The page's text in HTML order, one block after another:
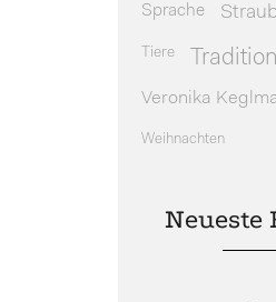
Sprache
Tiere Tradition
Veronika
Weihnachten
Neueste